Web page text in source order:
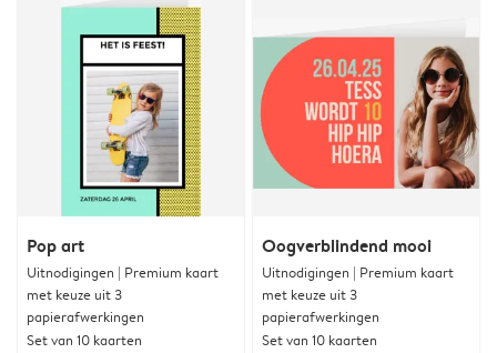
Pop art
Uitnodigingen | Premium kaart
met keuze uit 3
papierafwerkingen
Set van 10 kaarten
Oogverblindend mooi
Uitnodigingen | Premium kaart
met keuze uit 3
papierafwerkingen
Set van 10 kaarten